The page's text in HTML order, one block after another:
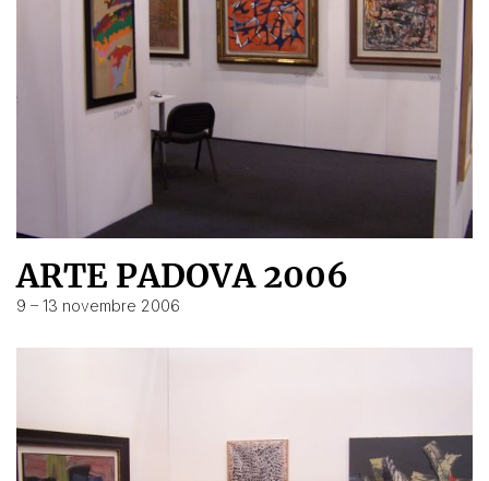
ARTE PADOVA 2006
9 – 13 novembre 2006